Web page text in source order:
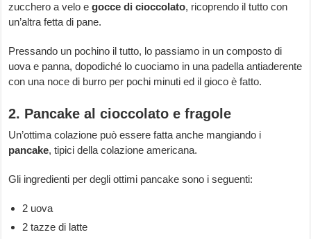
zucchero a velo egocce di cioccolato, ricoprendo il tutto con
un’altra fetta di pane.
Pressando un pochino il tutto, lo passiamo in un composto di
uova e panna, dopodiché lo cuociamo in una padella antiaderente
con una noce di burro per pochi minuti ed il gioco è fatto.
2. Pancake al cioccolato e fragole
Un’ottima colazione può essere fatta anche mangiando i
pancake, tipici della colazione americana.
Gli ingredienti per degli ottimi pancake sono i seguenti:
2 uova
2 tazze di latte